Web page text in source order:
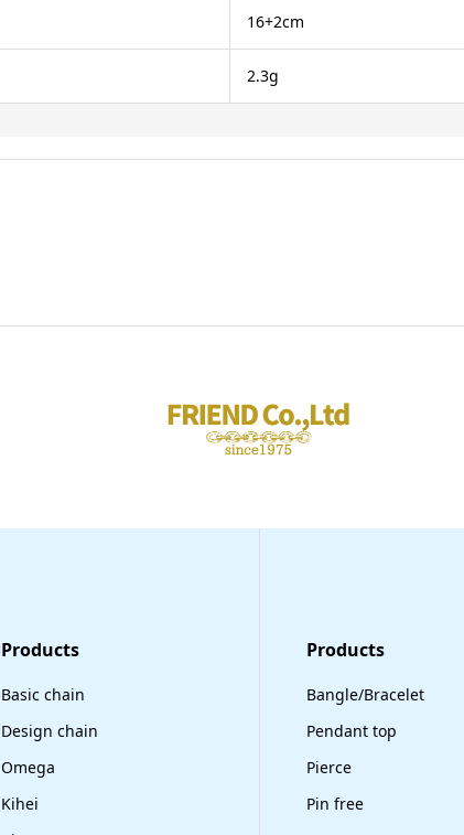
16+2cm
2.3g
​Products
Basic chain
Design chain
Omega
Kihei
​Products
Bangle/Bracelet
Pendant top
Pierce
Pin free